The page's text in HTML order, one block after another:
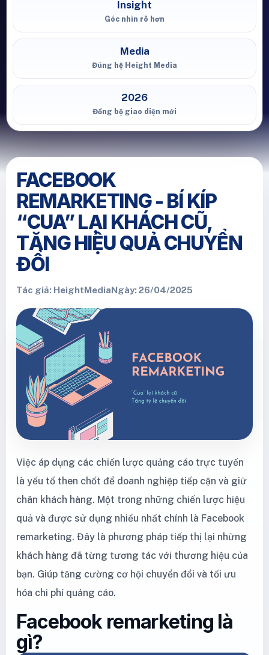
Insight
Góc nhìn rõ hơn
Media
Đúng hệ Height Media
2026
Đồng bộ giao diện mới
FACEBOOK
REMARKETING - BÍ KÍP
“CUA” LẠI KHÁCH CŨ,
TĂNG HIỆU QUẢ CHUYỂN
ĐỔI
Tác giả: HeightMediaNgày: 26/04/2025
Việc áp dụng các chiến lược quảng cáo trực tuyến
là yếu tố then chốt để doanh nghiệp tiếp cận và giữ
chân khách hàng. Một trong những chiến lược hiệu
quả và được sử dụng nhiều nhất chính là Facebook
remarketing. Đây là phương pháp tiếp thị lại những
khách hàng đã từng tương tác với thương hiệu của
bạn. Giúp tăng cường cơ hội chuyển đổi và tối ưu
hóa chi phí quảng cáo.
Facebook remarketing là
gì?